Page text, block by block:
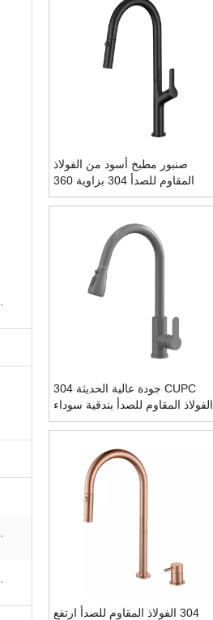
صنبور مطبخ أسود من الفولاذ
المقاوم للصدأ 304 بزاوية 360
درجة مع بخاخ منسدل
CUPC جودة عالية الحديثة 304
الفولاذ المقاوم للصدأ بندقية سوداء
ثقب واحد سحب خلاط مطبخ
304 الفولاذ المقاوم للصدأ ارتفع